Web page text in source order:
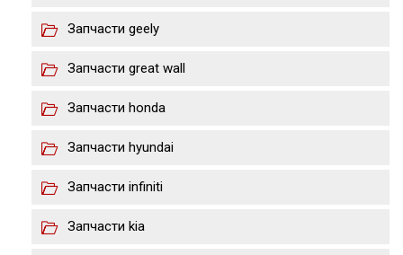
Запчасти geely
Запчасти great wall
Запчасти honda
Запчасти hyundai
Запчасти infiniti
Запчасти kia